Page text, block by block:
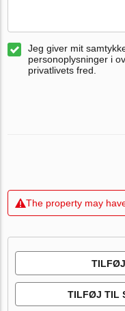
Jeg giver mit
personoplysninger i
privatlivets fred.
The property may
TILFØJ TIL